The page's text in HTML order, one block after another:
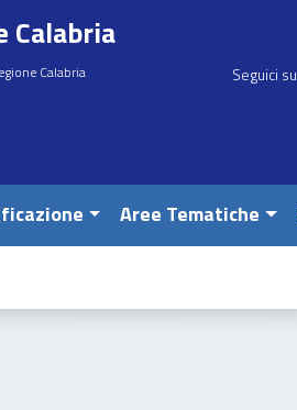
Calabria
Calabria Seguici su
Aree Tematiche